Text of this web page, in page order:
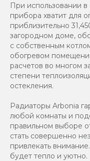
При использовании
прибора хватит для
приблизительно
загородном доме,
с собственным
обогревом
расчетов во многом
степени
остекления.
Радиаторы Arbonia
любой комнаты и
правильном выборе
стать совершенно
привлекать
будет тепло и уютно.